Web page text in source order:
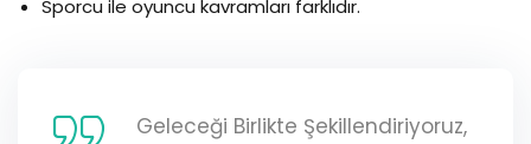
Sporcu ile oyuncu kavramları farklıdır.
Geleceği Birlikte Şekillendiriyoruz,